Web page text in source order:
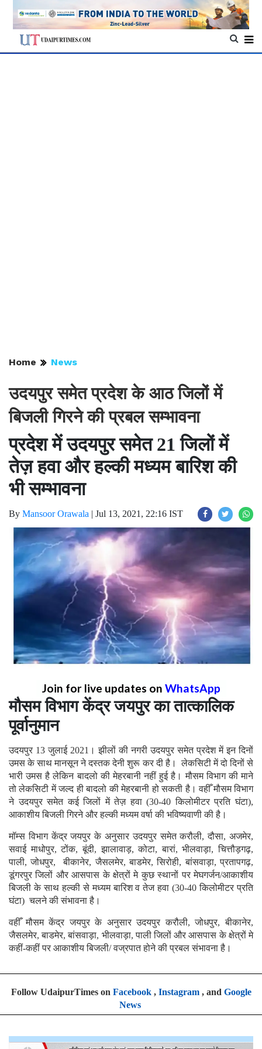
Home News
उदयपुर समेत प्रदेश के आठ जिलों में
बिजली गिरने की प्रबल सम्भावना
प्रदेश में उदयपुर समेत 21 जिलों में
तेज़ हवा और हल्की मध्यम बारिश की
भी सम्भावना
By Mansoor Orawala | Jul 13, 2021, 22:16 IST
Join for live updates on WhatsApp
मौसम विभाग केंद्र जयपुर का तात्कालिक
पूर्वानुमान
उदयपुर 13 जुलाई 2021। झीलों की नगरी उदयपुर समेत प्रदेश में इन दिनों
उमस के साथ मानसून ने दस्तक देनी शुरू कर दी है। लेकसिटी में दो दिनों से
भारी उमस है लेकिन बादलो की मेहरबानी नहीं हुई है। मौसम विभाग की माने
तो लेकसिटी में जल्द ही बादलो की मेहरबानी हो सकती है। वहीँ मौसम विभाग
ने उदयपुर समेत कई जिलों में तेज़ हवा (30-40 किलोमीटर प्रति घंटा),
आकाशीय बिजली गिरने और हल्की मध्यम वर्षा की भविष्यवाणी की है।
मॉम्स विभाग केंद्र जयपुर के अनुसार उदयपुर समेत करौली, दौसा, अजमेर,
सवाई माधोपुर, टोंक, बूंदी, झालावाड़, कोटा, बारां, भीलवाड़ा, चित्तौड़गढ़,
पाली, जोधपुर, बीकानेर, जैसलमेर, बाडमेर, सिरोही, बांसवाड़ा, प्रतापगढ़,
डूंगरपुर जिलों और आसपास के क्षेत्रों मे कुछ स्थानों पर मेघगर्जन/आकाशीय
बिजली के साथ हल्की से मध्यम बारिश व तेज हवा (30-40 किलोमीटर प्रति
घंटा) चलने की संभावना है।
वहीँ मौसम केंद्र जयपुर के अनुसार उदयपुर करौली, जोधपुर, बीकानेर,
जैसलमेर, बाडमेर, बांसवाड़ा, भीलवाड़ा, पाली जिलों और आसपास के क्षेत्रों मे
कहीं-कहीं पर आकाशीय बिजली/ वज्रपात होने की प्रबल संभावना है।
Follow UdaipurTimes on Facebook, Instagram, and Google
News